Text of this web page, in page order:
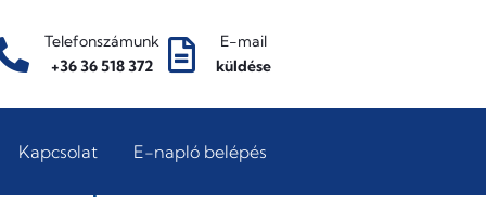
Telefonszámunk
+36 36 518 372
E-mail
küldése
Kapcsolat E-napló belépés